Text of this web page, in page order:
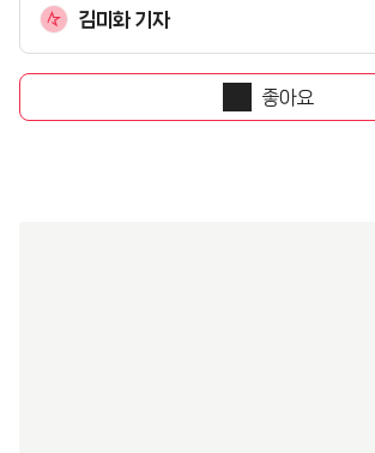
김미화 기자
좋아요